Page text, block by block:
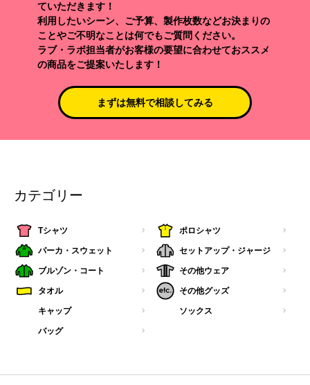
ていただきます！
利用したいシーン、ご予算、製作枚数などお決まりの
ことやご不明なことは何でもご質問ください。
ラブ・ラボ担当者がお客様の要望に合わせておススメ
の商品をご提案いたします！
まずは無料で相談してみる
カテゴリー
Tシャツ ポロシャツ
パーカ・スウェット セットアップ・ジャージ
ブルゾン・コート その他ウェア
タオル その他グッズ
キャップ ソックス
バッグ